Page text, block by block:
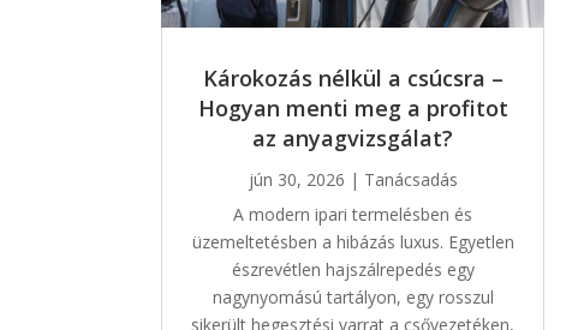
Károkozás nélkül a csúcsra –
Hogyan menti meg a profitot
az anyagvizsgálat?
jún 30, 2026 | Tanácsadás
A modern ipari termelésben és
üzemeltetésben a hibázás luxus. Egyetlen
észrevétlen hajszálrepedés egy
nagynyomású tartályon, egy rosszul
sikerült hegesztési varrat a csővezetéken,